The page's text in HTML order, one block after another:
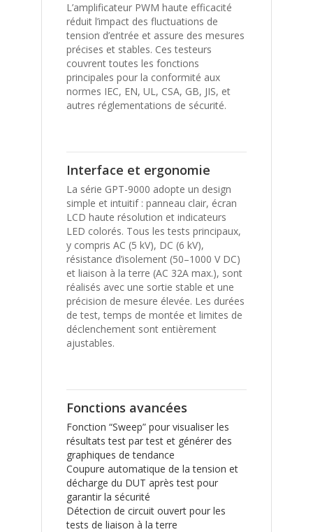
L’amplificateur PWM haute efficacité
réduit l’impact des fluctuations de
tension d’entrée et assure des mesures
précises et stables. Ces testeurs
couvrent toutes les fonctions
principales pour la conformité aux
normes IEC, EN, UL, CSA, GB, JIS, et
autres réglementations de sécurité.
Interface et ergonomie
La série GPT-9000 adopte un design
simple et intuitif : panneau clair, écran
LCD haute résolution et indicateurs
LED colorés. Tous les tests principaux,
y compris AC (5 kV), DC (6 kV),
résistance d’isolement (50–1000 V DC)
et liaison à la terre (AC 32A max.), sont
réalisés avec une sortie stable et une
précision de mesure élevée. Les durées
de test, temps de montée et limites de
déclenchement sont entièrement
ajustables.
Fonctions avancées
Fonction “Sweep” pour visualiser les
résultats test par test et générer des
graphiques de tendance
Coupure automatique de la tension et
décharge du DUT après test pour
garantir la sécurité
Détection de circuit ouvert pour les
tests de liaison à la terre